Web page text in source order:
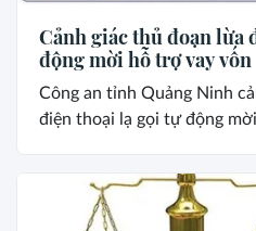
Cảnh giác thủ đoạn lừa
động mời hỗ trợ vay vốn
Công an tỉnh Quảng Ninh
điện thoại lạ gọi tự động